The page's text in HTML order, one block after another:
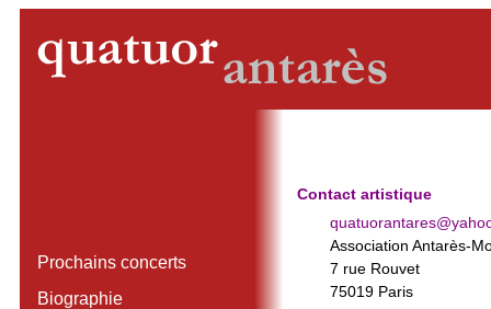
Prochains concerts
Biographie
Contact artistique
Association Antarès-
7 rue Rouvet
75019 Paris